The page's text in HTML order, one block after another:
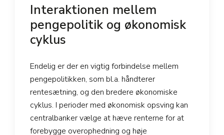
Interaktionen mellem
pengepolitik og økonomisk
cyklus
Endelig er der en vigtig forbindelse mellem
pengepolitikken, som bl.a. håndterer
rentesætning, og den bredere økonomiske
cyklus. I perioder med økonomisk opsving kan
centralbanker vælge at hæve renterne for at
forebygge overophedning og høje